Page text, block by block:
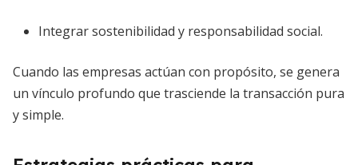
Integrar sostenibilidad y responsabilidad social.
Cuando las empresas actúan con propósito, se genera
un vínculo profundo que trasciende la transacción pura
y simple.